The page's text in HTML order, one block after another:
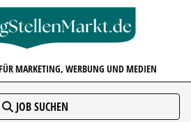
MARKETING, WERBUNG UND MEDIEN
JOB SUCHEN